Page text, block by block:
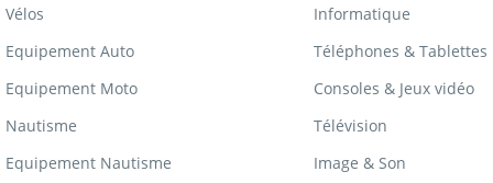
Vélos
Equipement Auto
Equipement Moto
Nautisme
Equipement Nautisme
Informatique
Téléphones & Tablettes
Consoles & Jeux vidéo
Télévision
Image & Son